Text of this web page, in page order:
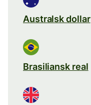
Australsk dollar
Brasiliansk real